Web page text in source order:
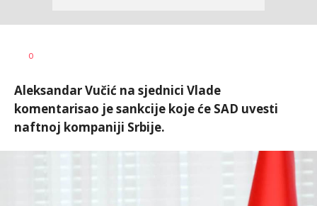
0
Aleksandar Vučić na sjednici Vlade
komentarisao je sankcije koje će SAD uvesti
naftnoj kompaniji Srbije.